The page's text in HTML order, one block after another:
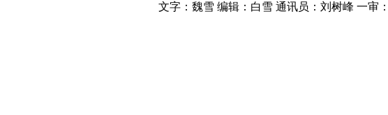
文字：魏雪 编辑：白雪 通讯员：刘树峰 一审